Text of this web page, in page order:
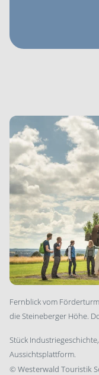
Fernblick vom
die Steineberger Höhe.
Stück
Aussichtsplattform.
© Westerwald Touristik